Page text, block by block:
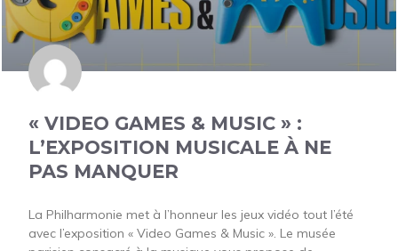
« VIDEO GAMES & MUSIC » :
L’EXPOSITION MUSICALE À NE
PAS MANQUER
La Philharmonie met à l’honneur les jeux vidéo tout l’été
avec l’exposition « Video Games & Music ». Le musée